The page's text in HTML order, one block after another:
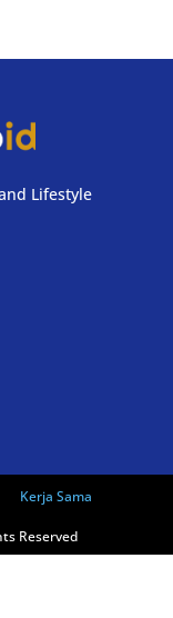
Lifestyle
Kerja Sama
Reserved